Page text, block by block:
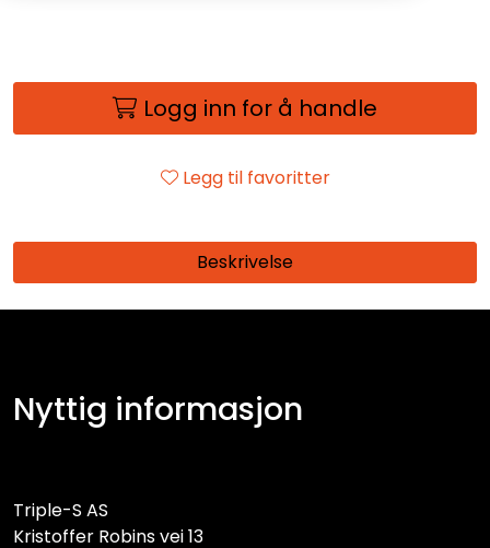
Logg inn for å handle
Legg til favoritter
Beskrivelse
Nyttig informasjon
Triple-S AS
Kristoffer Robins vei 13